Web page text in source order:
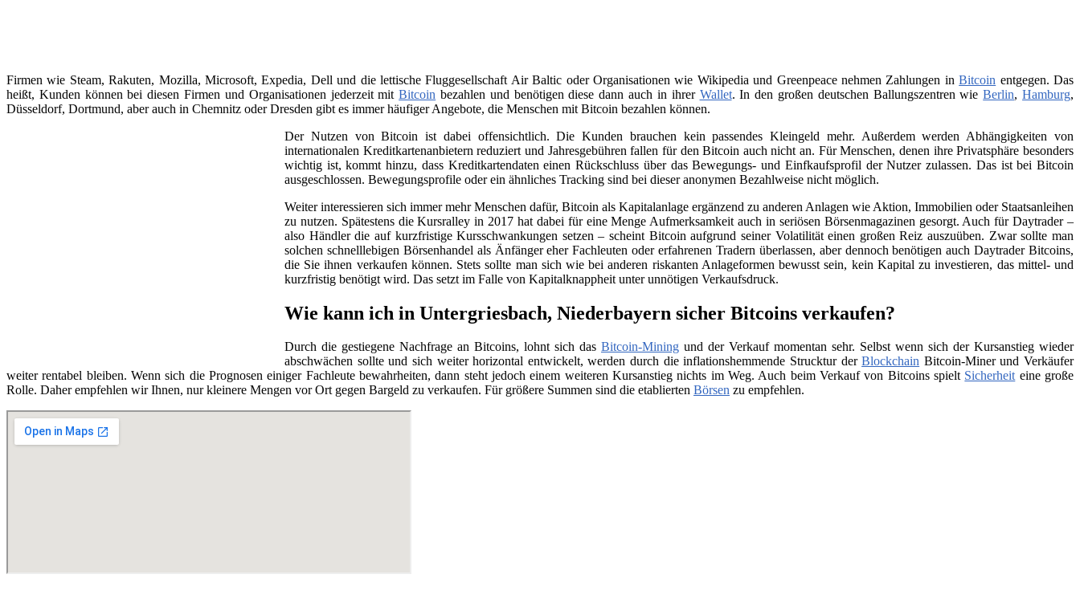
Firmen wie Steam, Rakuten, Mozilla, Microsoft, Expedia, Dell und die lettische Fluggesellschaft Air Baltic oder Organisationen wie Wikipedia und Greenpeace nehmen Zahlungen inBitcoin entgegen. Das
heißt, Kunden können bei diesen Firmen und Organisationen jederzeit mitBitcoin bezahlen und benötigen diese dann auch in ihrer Wallet. In den großen deutschen Ballungszentren wieBerlin,Hamburg,
Düsseldorf, Dortmund, aber auch in Chemnitz oder Dresden gibt es immer häufiger Angebote, die Menschen mit Bitcoin bezahlen können.
Der Nutzen von Bitcoin ist dabei offensichtlich. Die Kunden brauchen kein passendes Kleingeld mehr. Außerdem werden Abhängigkeiten von
internationalen Kreditkartenanbietern reduziert und Jahresgebühren fallen für den Bitcoin auch nicht an. Für Menschen, denen ihre Privatsphäre besonders
wichtig ist, kommt hinzu, dass Kreditkartendaten einen Rückschluss über das Bewegungs- und Einfkaufsprofil der Nutzer zulassen. Das ist bei Bitcoin
ausgeschlossen. Bewegungsprofile oder ein ähnliches Tracking sind bei dieser anonymen Bezahlweise nicht möglich.
Weiter interessieren sich immer mehr Menschen dafür, Bitcoin als Kapitalanlage ergänzend zu anderen Anlagen wie Aktion, Immobilien oder Staatsanleihen
zu nutzen. Spätestens die Kursralley in 2017 hat dabei für eine Menge Aufmerksamkeit auch in seriösen Börsenmagazinen gesorgt. Auch für Daytrader –
also Händler die auf kurzfristige Kursschwankungen setzen – scheint Bitcoin aufgrund seiner Volatilität einen großen Reiz auszuüben. Zwar sollte man
solchen schnelllebigen Börsenhandel als Änfänger eher Fachleuten oder erfahrenen Tradern überlassen, aber dennoch benötigen auch Daytrader Bitcoins,
die Sie ihnen verkaufen können. Stets sollte man sich wie bei anderen riskanten Anlageformen bewusst sein, kein Kapital zu investieren, das mittel- und
kurzfristig benötigt wird. Das setzt im Falle von Kapitalknappheit unter unnötigen Verkaufsdruck.
Wie kann ich in Untergriesbach, Niederbayern sicher Bitcoins verkaufen?
Durch die gestiegene Nachfrage an Bitcoins, lohnt sich das Bitcoin-Mining und der Verkauf momentan sehr. Selbst wenn sich der Kursanstieg wieder
abschwächen sollte und sich weiter horizontal entwickelt, werden durch die inflationshemmende Strucktur derBlockchain Bitcoin-Miner und Verkäufer
weiter rentabel bleiben. Wenn sich die Prognosen einiger Fachleute bewahrheiten, dann steht jedoch einem weiteren Kursanstieg nichts im Weg. Auch beim Verkauf von Bitcoins spielt Sicherheiteine große
Rolle. Daher empfehlen wir Ihnen, nur kleinere Mengen vor Ort gegen Bargeld zu verkaufen. Für größere Summen sind die etablierten Börsen zu empfehlen.